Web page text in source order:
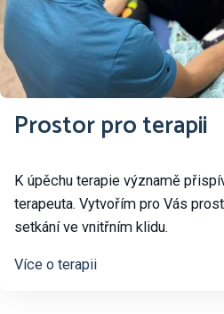
Prostor pro terapii
K úpěchu terapie významě
terapeuta. Vytvořím pro Vás
setkání ve vnitřním klidu.
Více o terapii